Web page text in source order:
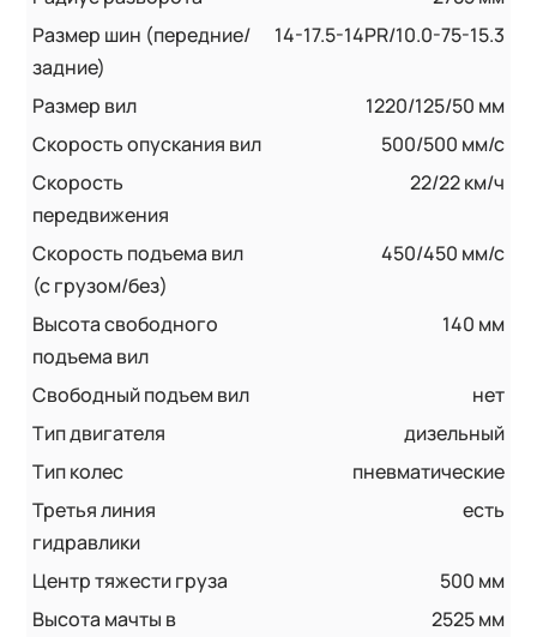
Размер шин (передние/
задние)
14-17.5-14PR/10.0-75-15.3
Размер вил
1220/125/50 мм
Скорость опускания вил
500/500 мм/с
Скорость
передвижения
22/22 км/ч
Скорость подъема вил
(с грузом/без)
450/450 мм/с
Высота свободного
подъема вил
140 мм
Свободный подъем вил
нет
Тип двигателя
дизельный
Тип колес
пневматические
Третья линия
гидравлики
есть
Центр тяжести груза
500 мм
Высота мачты в
2525 мм